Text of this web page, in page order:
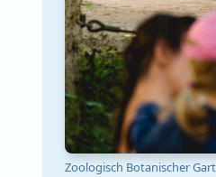
Zoologisch Botanischer